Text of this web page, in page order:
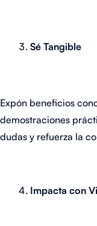
Sé Tangible
Expón beneficios
demostraciones
dudas y refuerza la
Impacta con